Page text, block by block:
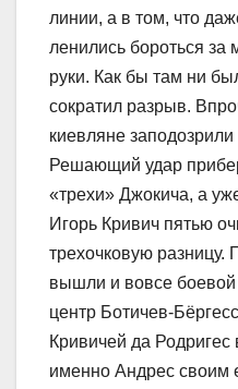
линии, а в том, что
ленились бороться за
руки. Как бы там ни
сократил разрыв.
киевляне
Решающий удар
«трехи» Джокича, а
Игорь Кривич пятью
трехочковую разницу.
вышли и вовсе
центр Ботичев-
Кривичей да
именно Андрес своим